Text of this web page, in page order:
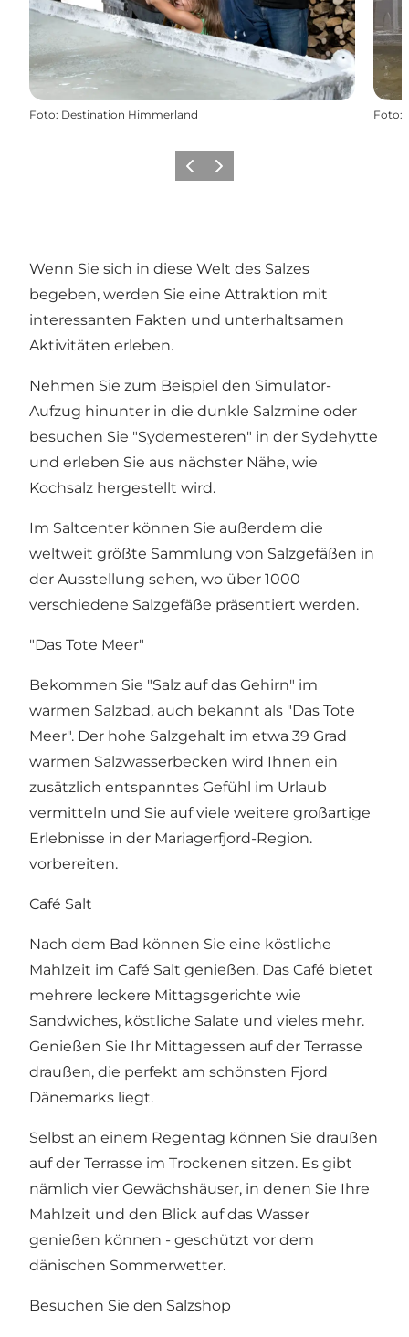
Foto: Destination Himmerland Foto:
Vorherige Folie
Nächste Folie
Wenn Sie sich in diese Welt des Salzes
begeben, werden Sie eine Attraktion mit
interessanten Fakten und unterhaltsamen
Aktivitäten erleben.
Nehmen Sie zum Beispiel den Simulator-
Aufzug hinunter in die dunkle Salzmine oder
besuchen Sie "Sydemesteren" in der Sydehytte
und erleben Sie aus nächster Nähe, wie
Kochsalz hergestellt wird.
Im Saltcenter können Sie außerdem die
weltweit größte Sammlung von Salzgefäßen in
der Ausstellung sehen, wo über 1000
verschiedene Salzgefäße präsentiert werden.
"Das Tote Meer"
Bekommen Sie "Salz auf das Gehirn" im
warmen Salzbad, auch bekannt als "Das Tote
Meer". Der hohe Salzgehalt im etwa 39 Grad
warmen Salzwasserbecken wird Ihnen ein
zusätzlich entspanntes Gefühl im Urlaub
vermitteln und Sie auf viele weitere großartige
Erlebnisse in der Mariagerfjord-Region.
vorbereiten.
Café Salt
Nach dem Bad können Sie eine köstliche
Mahlzeit im Café Salt genießen. Das Café bietet
mehrere leckere Mittagsgerichte wie
Sandwiches, köstliche Salate und vieles mehr.
Genießen Sie Ihr Mittagessen auf der Terrasse
draußen, die perfekt am schönsten Fjord
Dänemarks liegt.
Selbst an einem Regentag können Sie draußen
auf der Terrasse im Trockenen sitzen. Es gibt
nämlich vier Gewächshäuser, in denen Sie Ihre
Mahlzeit und den Blick auf das Wasser
genießen können - geschützt vor dem
dänischen Sommerwetter.
Besuchen Sie den Salzshop